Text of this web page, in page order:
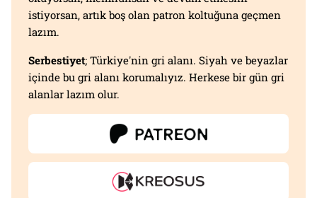
istiyorsan, artık boş olan patron koltuğuna geçmen
lazım.
Serbestiyet; Türkiye'nin gri alanı. Siyah ve beyazlar
içinde bu gri alanı korumalıyız. Herkese bir gün gri
alanlar lazım olur.